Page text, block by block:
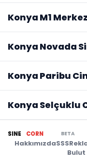
Konya M1
Konya Novada
Konya Paribu
Konya Selçuklu
SINE CORN BETA
HakkımızdaSSS
Bulut